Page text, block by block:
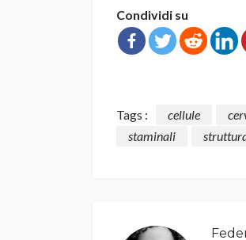
Condividi su
Tags : cellule
staminali